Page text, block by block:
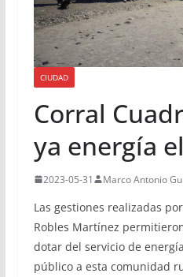
CIUDAD
Corral
ya energía
2023-05-31 Marco Antonio
Las gestiones realizadas
Robles Martínez
dotar del servicio de
público a esta comunidad